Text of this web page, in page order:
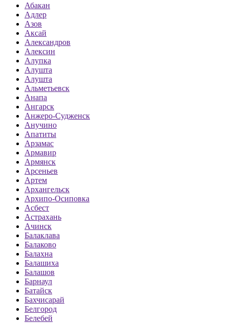
Абакан
Адлер
Азов
Аксай
Александров
Алексин
Алупка
Алушта
Алушта
Альметьевск
Анапа
Ангарск
Анжеро-Судженск
Анучино
Апатиты
Арзамас
Армавир
Армянск
Арсеньев
Артем
Архангельск
Архипо-Осиповка
Асбест
Астрахань
Ачинск
Балаклава
Балаково
Балахна
Балашиха
Балашов
Барнаул
Батайск
Бахчисарай
Белгород
Белебей